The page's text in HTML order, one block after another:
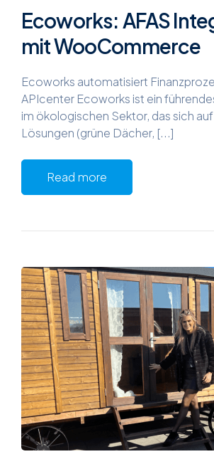
Ecoworks: AFAS
mit WooCommerce
Ecoworks automatisiert
APIcenter Ecoworks ist ein
im ökologischen Sektor, das sich
Lösungen (grüne Dächer, [...]
Read more